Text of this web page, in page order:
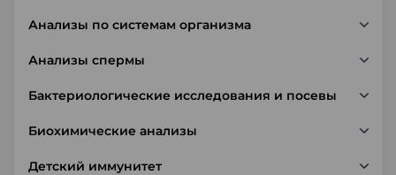
Анализы по системам организма
Анализы спермы
Бактериологические исследования и посевы
Биохимические анализы
Детский иммунитет